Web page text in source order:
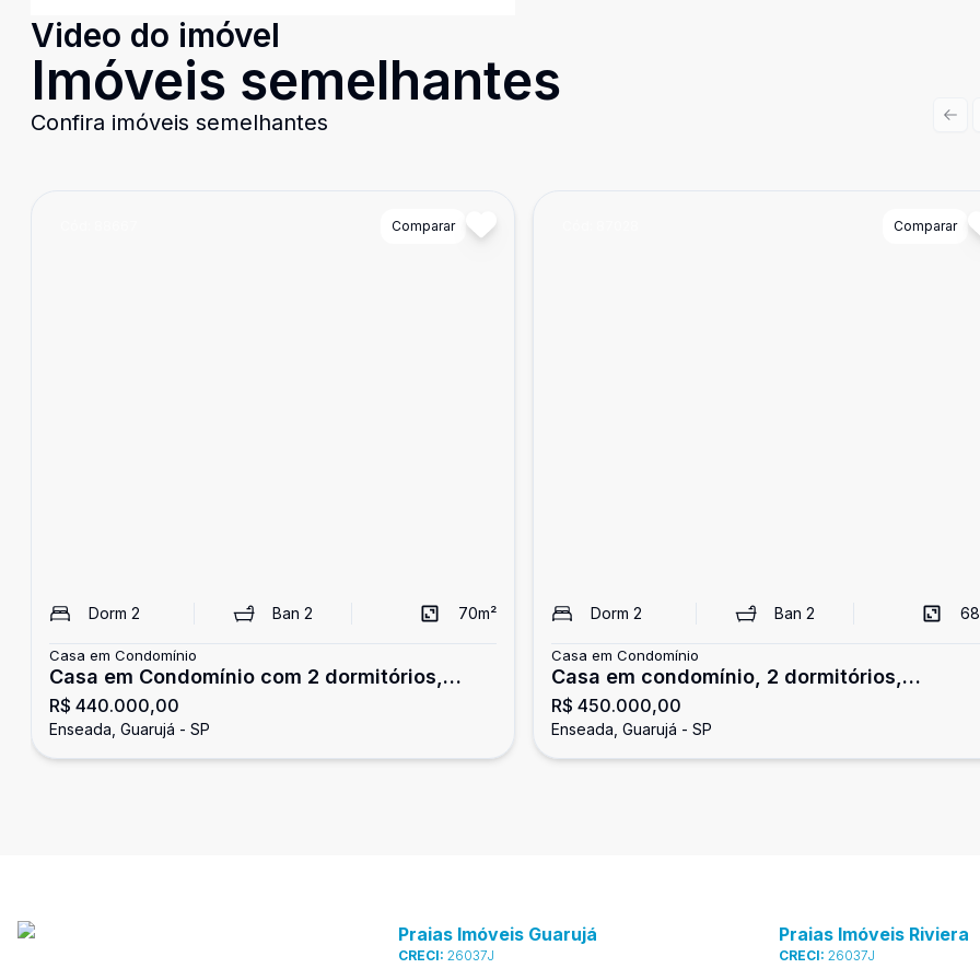
Video do imóvel
Imóveis semelhantes
Confira imóveis semelhantes
Comparar
Dorm 2 Ban2 70m²
Casa em Condomínio
Casa em Condomínio com 2 dormitórios,
Enseada, Guarujá
R$ 440.000,00
Enseada, Guarujá - SP
Comparar
Dorm 2 Ban 2 68
Casa em Condomínio
Casa em condomínio, 2 dormitórios,
Enseada, Guarujá
R$ 450.000,00
Enseada, Guarujá - SP
Praias Imóveis Guarujá
CRECI: 26037J
Praias Imóveis Riviera
CRECI: 26037J